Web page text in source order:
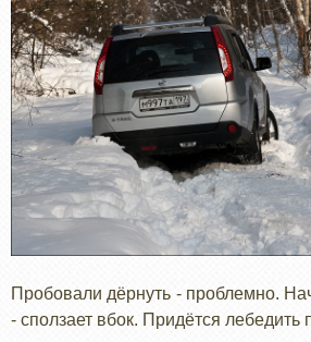
Пробовали дёрнуть - проблемно.
- сползает вбок. Придётся лебедить